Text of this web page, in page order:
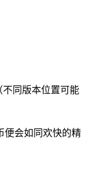
同版本位置可能
便会如同欢快的精